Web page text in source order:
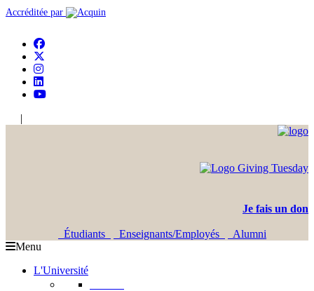
Accréditée par
|
Je fais un don
Étudiants Enseignants/Employés
Alumni
Menu
L'Université